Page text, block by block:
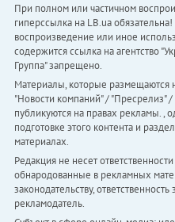
При полном или частичном
гиперссылка на LB.ua
воспроизведение или иное
содержится ссылка на агентство
Группа" запрещено.
Материалы, которые размещаются
"Новости компаний" / "Пресрелиз"
публикуются на правах рекламы. ,
подготовке этого контента и
материалах.
Редакция не несет
обнародованные в рекламных
законодательству,
рекламодатель.